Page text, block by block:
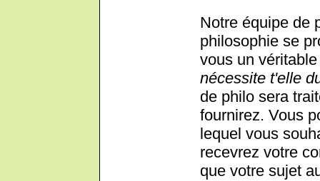
Notre équipe de
philosophie se
vous un
nécessite t'elle
de philo sera
fournirez. Vous
lequel vous
recevrez votre
que votre sujet